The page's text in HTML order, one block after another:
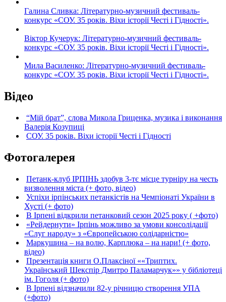
Галина Сливка: Літературно-музичний фестиваль-
конкурс «СОУ. 35 років. Віхи історії Честі і Гідності».
Віктор Кучерук: Літературно-музичний фестиваль-
конкурс «СОУ. 35 років. Віхи історії Честі і Гідності».
Мила Василенко: Літературно-музичний фестиваль-
конкурс «СОУ. 35 років. Віхи історії Честі і Гідності».
Відео
“Мій брат”, слова Микола Гриценка, музика і виконання
Валерія Козупиці
СОУ. 35 років. Віхи історії Честі і Гідності
Фотогалерея
Петанк-клуб ІРПІНЬ здобув 3-тє місце турніру на честь
визволення міста (+ фото, відео)
Успіхи ірпінських петанкістів на Чемпіонаті України в
Хусті (+ фото)
В Ірпені відкрили петанковий сезон 2025 року ( +фото)
«Рейдернути» Ірпінь можливо за умови консолідації
«Слуг народу» з «Європейською солідарністю»
Маркушина – на волю, Карплюка – на нари! (+ фото,
відео)
Презентація книги О.Плаксіної ««Триптих.
Український Шекспір Дмитро Паламарчук»» у бібліотеці
ім. Гоголя (+ фото)
В Ірпені відзначили 82-у річницю створення УПА
(+фото)